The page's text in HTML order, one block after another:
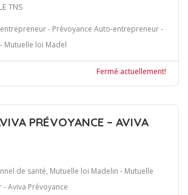
TNS
- Prévoyance Auto-entrepreneur -
Mutuelle loi Madel
Fermé actuellement!
PRÉVOYANCE – AVIVA
de santé, Mutuelle loi Madelin - Mutuelle
Aviva Prévoyance